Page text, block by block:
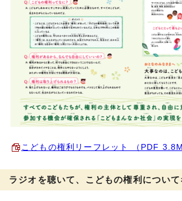
こどもの権利リーフレット （PDF
ラジオを聴いて、こどもの権利について